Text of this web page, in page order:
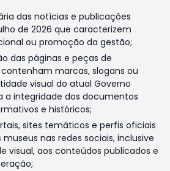
das notícias e publicações
de 2026 que caracterizem
ou promoção da gestão;
das páginas e peças de
marcas, slogans ou
visual do atual Governo
a integridade dos documentos
e históricos;
sites temáticos e perfis oficiais
nas redes sociais, inclusive
visual, aos conteúdos publicados e